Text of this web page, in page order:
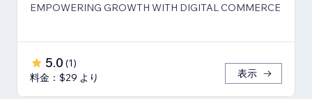
EMPOWERING GROWTH WITH DIGITAL COMMERCE
5.0 (1)
料金：$29 より
表示